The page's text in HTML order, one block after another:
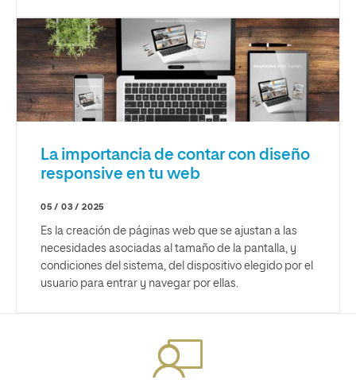
La importancia de contar con diseño
responsive en tu web
05 / 03 / 2025
Es la creación de páginas web que se ajustan a las
necesidades asociadas al tamaño de la pantalla, y
condiciones del sistema, del dispositivo elegido por el
usuario para entrar y navegar por ellas.